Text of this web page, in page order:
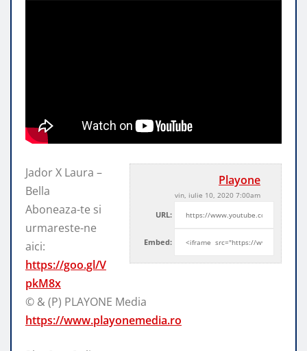
Playone
vin, iulie 10, 2020 7:00am
URL:
Embed:
Jador X Laura –
Bella
Aboneaza-te si
urmareste-ne
aici:
https://goo.gl/V
pkM8x
© & (P) PLAYONE Media
https://www.playonemedia.ro